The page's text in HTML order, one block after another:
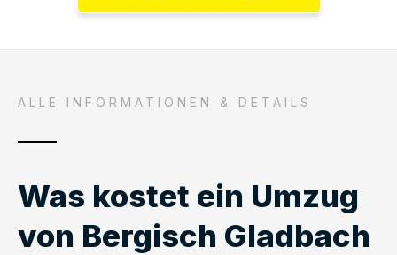
ALLE INFORMATIONEN & DETAILS
Was kostet ein Umzug
von Bergisch Gladbach